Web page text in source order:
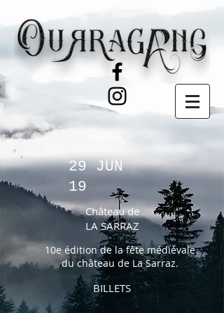
29 JUN
19
Château de
LA SARRAZ
10e édition de la fête médiévale
du château de La Sarraz.
BILLETS